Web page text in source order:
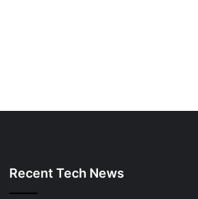
Recent Tech News